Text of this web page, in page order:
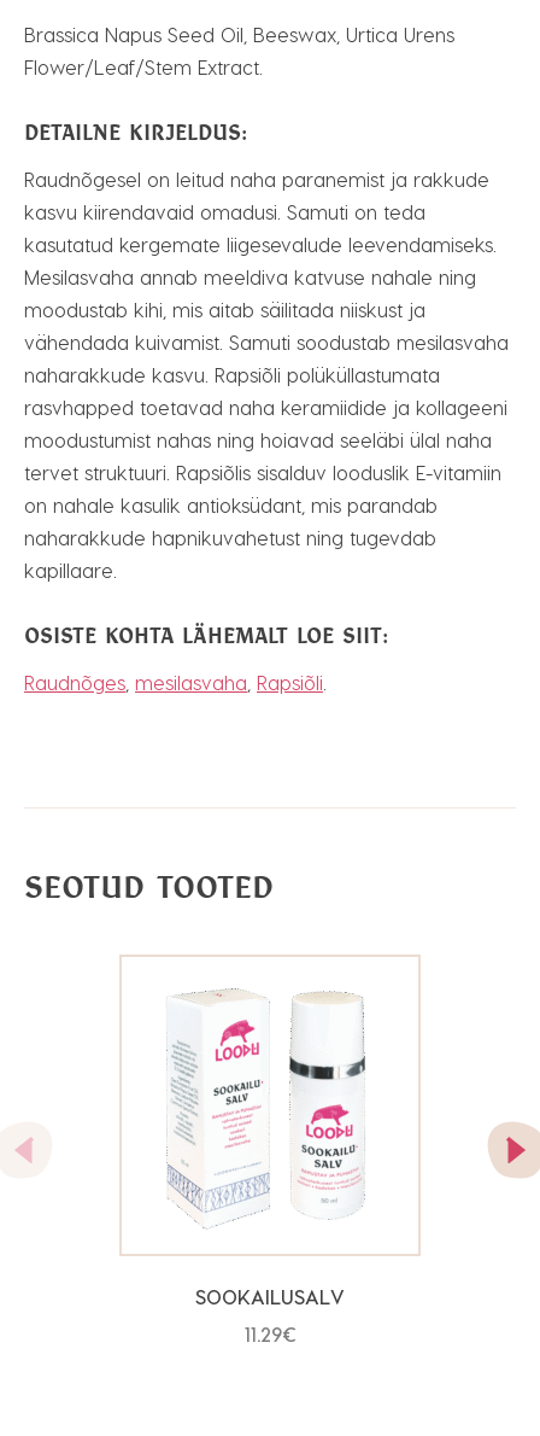
Brassica Napus Seed Oil, Beeswax, Urtica Urens
Flower/Leaf/Stem Extract.
DETAILNE KIRJELDUS:
Raudnõgesel on leitud naha paranemist ja rakkude
kasvu kiirendavaid omadusi. Samuti on teda
kasutatud kergemate liigesevalude leevendamiseks.
Mesilasvaha annab meeldiva katvuse nahale ning
moodustab kihi, mis aitab säilitada niiskust ja
vähendada kuivamist. Samuti soodustab mesilasvaha
naharakkude kasvu. Rapsiõli polüküllastumata
rasvhapped toetavad naha keramiidide ja kollageeni
moodustumist nahas ning hoiavad seeläbi ülal naha
tervet struktuuri. Rapsiõlis sisalduv looduslik E-vitamiin
on nahale kasulik antioksüdant, mis parandab
naharakkude hapnikuvahetust ning tugevdab
kapillaare.
OSISTE KOHTA LÄHEMALT LOE SIIT:
Raudnõges mesilasvaha Rapsiõli
SEOTUD TOOTED
SOOKAILUSALV
11.29€